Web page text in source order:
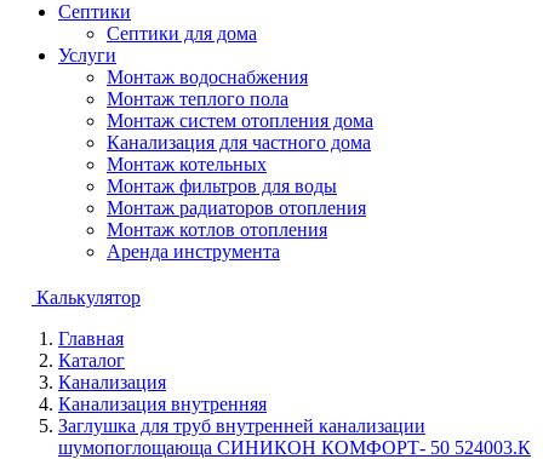
Септики
Септики для дома
Услуги
Монтаж водоснабжения
Монтаж теплого пола
Монтаж систем отопления дома
Канализация для частного дома
Монтаж котельных
Монтаж фильтров для воды
Монтаж радиаторов отопления
Монтаж котлов отопления
Аренда инструмента
Калькулятор
Главная
Каталог
Канализация
Канализация внутренняя
Заглушка для труб внутренней канализации
шумопоглощающа СИНИКОН КОМФОРТ- 50 524003.К